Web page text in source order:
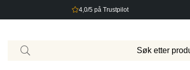
4,0/5 på Trustpilot